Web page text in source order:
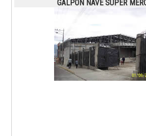
GALPON NAVE SUPER